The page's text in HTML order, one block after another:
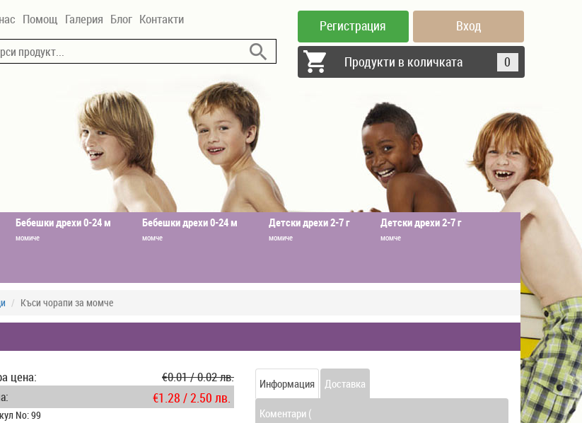
Помощ Галерия Блог Контакти Регистрация Вход
Продукти в количката 0
Бебешки дрехи 0-24 м
момиче
Бебешки дрехи 0-24 м
момче
Детски дрехи 2-7 г
момиче
Детски дрехи 2-7 г
момче
Къси чорапи за момче
цена: €0.01 / 0.02 лв.
€1.28 / 2.50 лв.
No: 99
Информация Доставка
Коментари (